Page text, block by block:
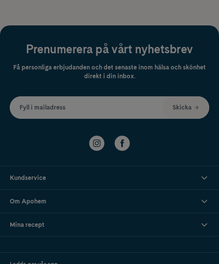
Prenumerera på vårt nyhetsbrev
Få personliga erbjudanden och det senaste inom hälsa och skönhet
direkt i din inbox.
Fyll i mailadress Skicka
Kundservice
Om Apohem
Mina recept